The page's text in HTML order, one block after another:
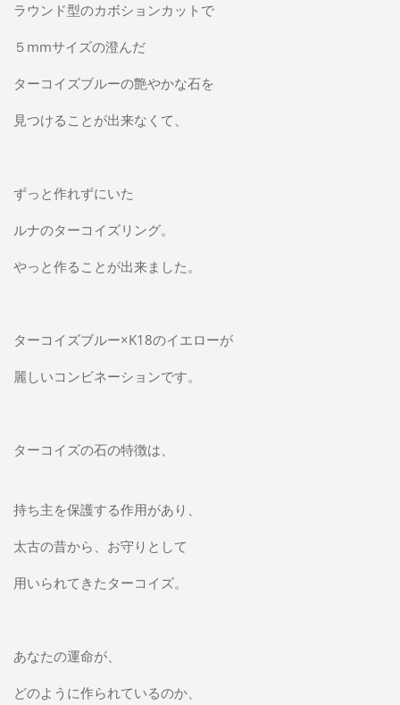
ラウンド型のカボションカットで
５mmサイズの澄んだ
ターコイズブルーの艶やかな石を
見つけることが出来なくて、
ずっと作れずにいた
ルナのターコイズリング。
やっと作ることが出来ました。
ターコイズブルー×K18のイエローが
麗しいコンビネーションです。
ターコイズの石の特徴は、
持ち主を保護する作用があり、
太古の昔から、お守りとして
用いられてきたターコイズ。
あなたの運命が、
どのように作られているのか、